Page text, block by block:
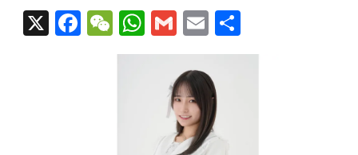
X Facebook
WeChat
WhatsApp
GmailEmail
有